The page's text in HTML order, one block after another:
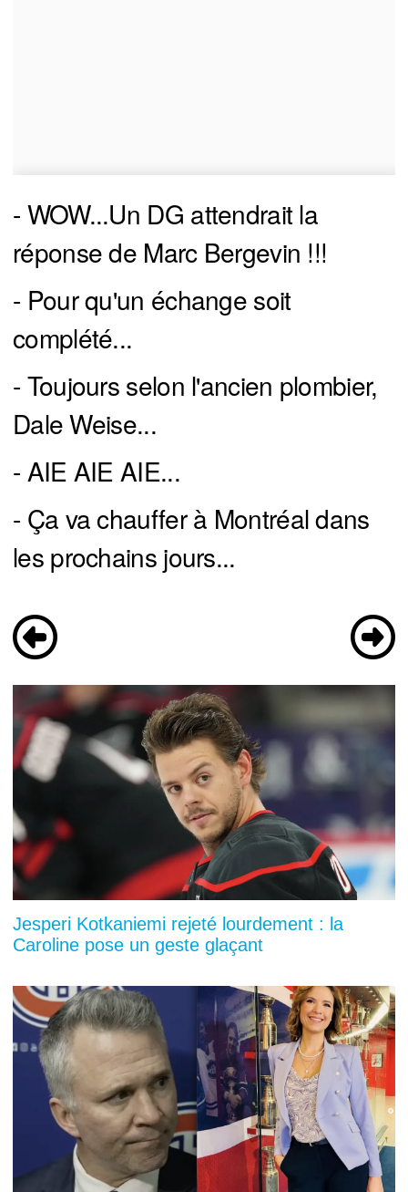
- WOW...Un DG attendrait la
réponse de Marc Bergevin !!!
- Pour qu'un échange soit
complété...
- Toujours selon l'ancien plombier,
Dale Weise...
- AIE AIE AIE...
- Ça va chauffer à Montréal dans
les prochains jours...
Jesperi Kotkaniemi rejeté lourdement : la
Caroline pose un geste glaçant